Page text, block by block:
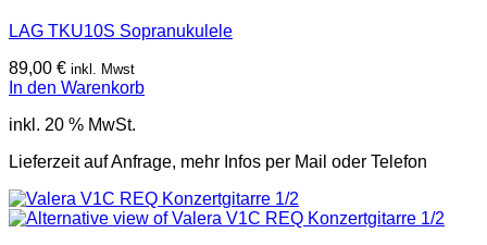
LAG TKU10S Sopranukulele
89,00 € inkl. Mwst
In den Warenkorb
inkl. 20 % MwSt.
Lieferzeit auf Anfrage, mehr Infos per Mail oder Telefon